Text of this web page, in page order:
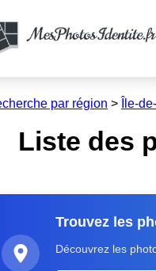
par région > Île-
Liste des
Trouvez les
Découvrez les